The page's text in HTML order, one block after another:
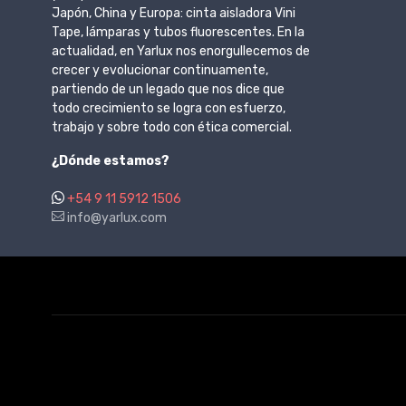
Japón, China y Europa: cinta aisladora Vini
Tape, lámparas y tubos fluorescentes. En la
actualidad, en Yarlux nos enorgullecemos de
crecer y evolucionar continuamente,
partiendo de un legado que nos dice que
todo crecimiento se logra con esfuerzo,
trabajo y sobre todo con ética comercial.
¿Dónde estamos?
+54 9 11 5912 1506
info@yarlux.com